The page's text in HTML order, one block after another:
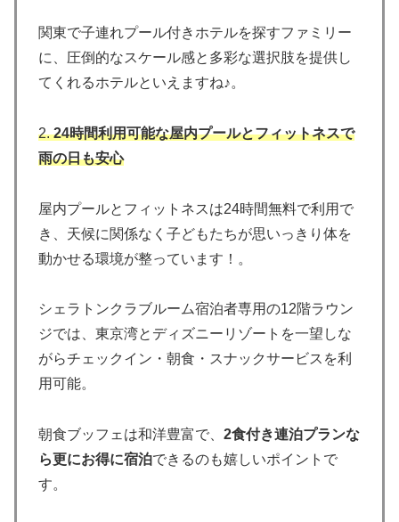
関東で子連れプール付きホテルを探すファミリー
に、圧倒的なスケール感と多彩な選択肢を提供し
てくれるホテルといえますね♪。
2.24時間利用可能な屋内プールとフィットネスで
雨の日も安心
屋内プールとフィットネスは24時間無料で利用で
き、天候に関係なく子どもたちが思いっきり体を
動かせる環境が整っています！。
シェラトンクラブルーム宿泊者専用の12階ラウン
ジでは、東京湾とディズニーリゾートを一望しな
がらチェックイン・朝食・スナックサービスを利
用可能。
朝食ブッフェは和洋豊富で、 2食付き連泊プランな
ら更にお得に宿泊できるのも嬉しいポイントで
す。